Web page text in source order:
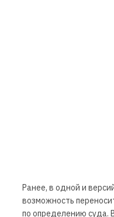
Ранее, в одной и
возможность
по определению суда.